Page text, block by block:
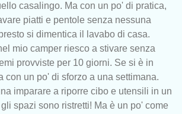
casalingo. Ma con un po' di pratica,
piatti e pentole senza nessuna
si dimentica il lavabo di casa.
mio camper riesco a stivare senza
provviste per 10 giorni. Se si è in
con un po' di sforzo a una settimana.
imparare a riporre cibo e utensili in un
spazi sono ristretti! Ma è un po' come